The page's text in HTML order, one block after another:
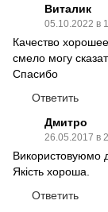
Виталик
05.10.2022 в
Качество
смело могу
Спасибо
Ответить
Дмитро
26.05.2017 в
Використовуюмо
Якість хороша.
Ответить